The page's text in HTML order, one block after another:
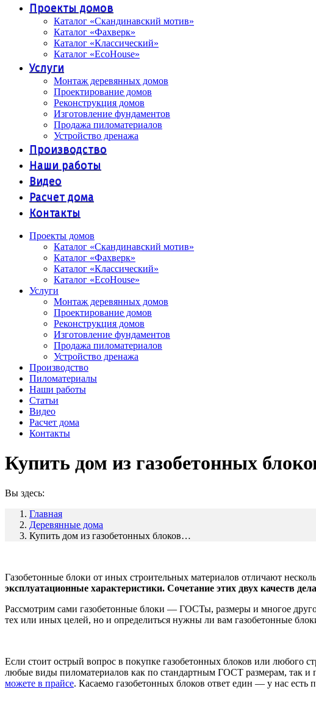
Проекты домов
Каталог «Скандинавский мотив»
Каталог «Фахверк»
Каталог «Классический»
Каталог «EcoHouse»
Услуги
Монтаж деревянных домов
Проектирование домов
Реконструкция домов
Изготовление фундаментов
Продажа пиломатериалов
Устройство дренажа
Производство
Наши работы
Видео
Расчет дома
Контакты
Проекты домов
Каталог «Скандинавский мотив»
Каталог «Фахверк»
Каталог «Классический»
Каталог «EcoHouse»
Услуги
Монтаж деревянных домов
Проектирование домов
Реконструкция домов
Изготовление фундаментов
Продажа пиломатериалов
Устройство дренажа
Производство
Пиломатериалы
Наши работы
Статьи
Видео
Расчет дома
Контакты
Купить дом из газобетонных
Вы здесь:
Главная
Деревянные дома
Купить дом из газобетонных блоков…
Газобетонные блоки от иных строительных материалов отличают
эксплуатационные характеристики. Сочетание этих двух качеств
Рассмотрим сами газобетонные блоки — ГОСТы, размеры и многое
тех или иных целей, но и определиться нужны ли вам газобетонные
Если стоит острый вопрос в покупке газобетонных блоков или любого
любые виды пиломатериалов как по стандартным ГОСТ размерам, так и
можете в прайсе. Касаемо газобетонных блоков ответ един — у нас есть